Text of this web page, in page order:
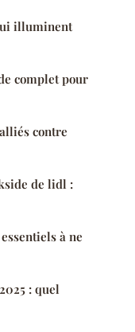
illuminent
complet pour
contre
de lidl :
à ne
: quel